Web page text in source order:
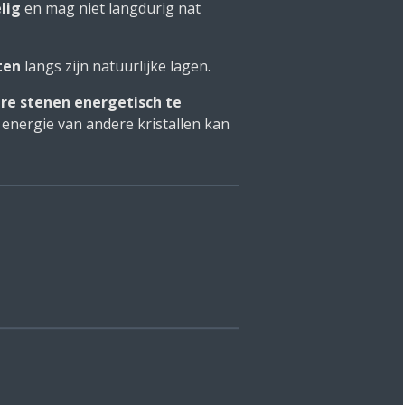
en mag niet langdurig nat
langs zijn natuurlijke lagen.
stenen energetisch te
van andere kristallen kan